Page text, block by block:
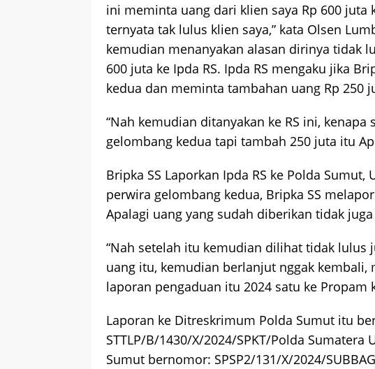
ini meminta uang dari klien saya Rp 600
ternyata tak lulus klien saya,” kata Olsen
kemudian menanyakan alasan dirinya tidak
600 juta ke Ipda RS. Ipda RS mengaku jika
kedua dan meminta tambahan uang Rp 250
“Nah kemudian ditanyakan ke RS ini,
gelombang kedua tapi tambah 250 juta itu
Bripka SS Laporkan Ipda RS ke Polda
perwira gelombang kedua, Bripka SS
Apalagi uang yang sudah diberikan tidak
“Nah setelah itu kemudian dilihat tidak lulus
uang itu, kemudian berlanjut nggak kembali,
laporan pengaduan itu 2024 satu ke Propam
Laporan ke Ditreskrimum Polda Sumut itu
STTLP/B/1430/X/2024/SPKT/Polda
Sumut bernomor: SPSP2/131/X/2024/